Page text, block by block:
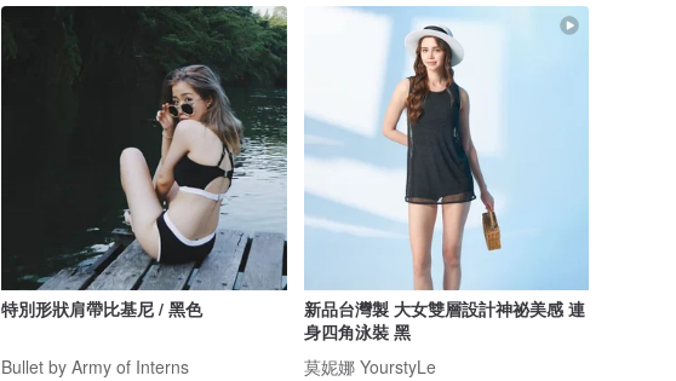
特別形狀肩帶比基尼 / 黑色
Bullet by Army of Interns
新品台灣製 大女雙層設計神祕美感 連
身四角泳裝 黑
莫妮娜 YourstyLe